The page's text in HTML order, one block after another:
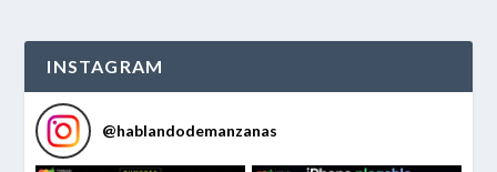
INSTAGRAM
@hablandodemanzanas